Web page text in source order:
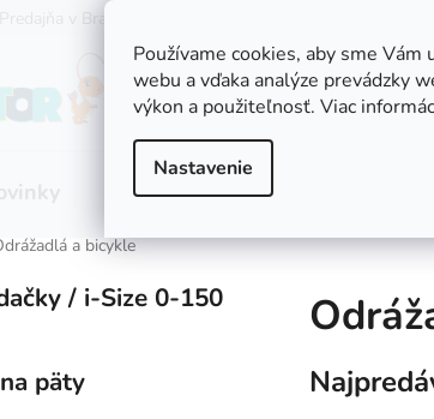
Používame cookies, aby sme
webu a vďaka analýze prevádzky
výkon a použiteľnosť. Viac
Nastavenie
Predajňa v Bratislave
Zľavy Kočíky
a bicykle
/ i-Size 0-150
päty